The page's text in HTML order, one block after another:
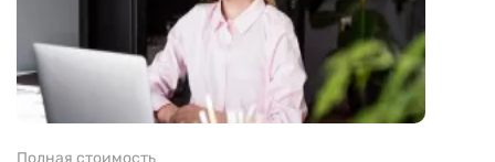
Полная стоимость